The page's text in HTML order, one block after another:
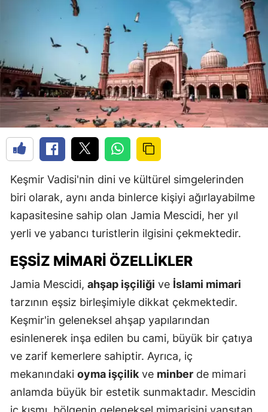
Keşmir Vadisi'nin dini ve kültürel simgelerinden
biri olarak, aynı anda binlerce kişiyi ağırlayabilme
kapasitesine sahip olan Jamia Mescidi, her yıl
yerli ve yabancı turistlerin ilgisini çekmektedir.
EŞSIZ MIMARI ÖZELLIKLER
Jamia Mescidi, ahşap işçiliği ve İslami mimari
tarzının eşsiz birleşimiyle dikkat çekmektedir.
Keşmir'in geleneksel ahşap yapılarından
esinlenerek inşa edilen bu cami, büyük bir çatıya
ve zarif kemerlere sahiptir. Ayrıca, iç
mekanındaki oyma işçilik ve minber de mimari
anlamda büyük bir estetik sunmaktadır. Mescidin